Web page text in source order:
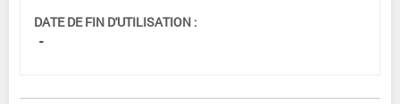
DATE DE FIN D'UTILISATION :
-